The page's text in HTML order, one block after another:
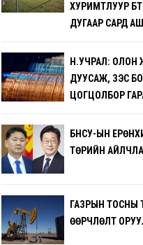
ХУРИМТЛУУР
ДУГААР САРД
Н.УЧРАЛ: ОЛОН
ДУУСАЖ, ЗЭС
ЦОГЦОЛБОР
БНСУ-ЫН
ТӨРИЙН
ГАЗРЫН ТОСНЫ
ӨӨРЧЛӨЛТ